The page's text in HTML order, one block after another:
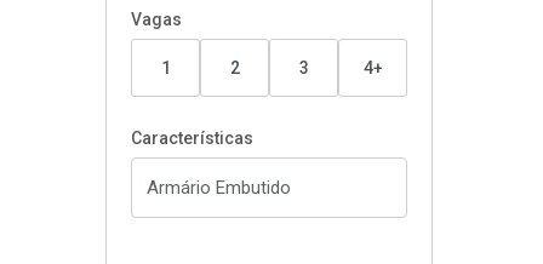
Vagas
1 2 3 4+
Características